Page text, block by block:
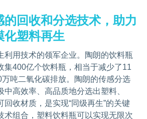
的回收和分选技术，助力
化塑料再生
利用技术的领军企业。陶朗的饮料瓶
集400亿个饮料瓶，相当于减少了11
吨二氧化碳排放。陶朗的传感分选
高效率、高品质地分选出塑料、
回收材质，是实现“同级再生”的关键
术组合，塑料饮料瓶可以实现无限次